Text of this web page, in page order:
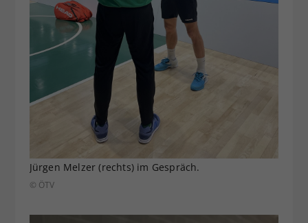
Jürgen Melzer (rechts) im Gespräch.
© ÖTV